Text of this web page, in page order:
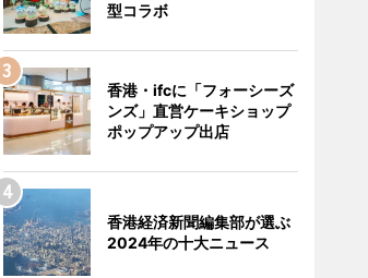
型コラボ
香港・ifcに「フォーシーズ
ンズ」直営ケーキショップ
ポップアップ出店
香港経済新聞編集部が選ぶ
2024年の十大ニュース